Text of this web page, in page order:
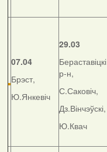
07.04
Брэст,
Ю.Янкевіч
29.03
Бераставіцкі
р-н,
С.Саковіч,
Дз.Вінчэўскі,
Ю.Квач